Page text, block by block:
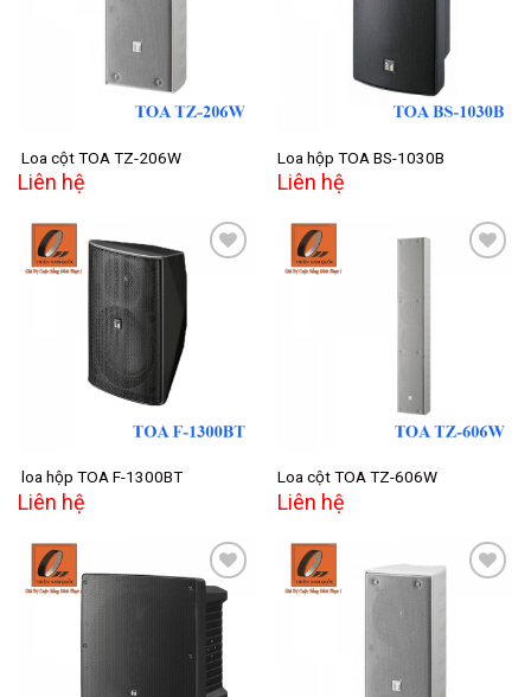
Loa cột TOA TZ-206W
Liên hệ
Loa hộp TOA BS-1030B
Liên hệ
loa hộp TOA F-1300BT
Liên hệ
Loa cột TOA TZ-606W
Liên hệ
Add to
wishlist